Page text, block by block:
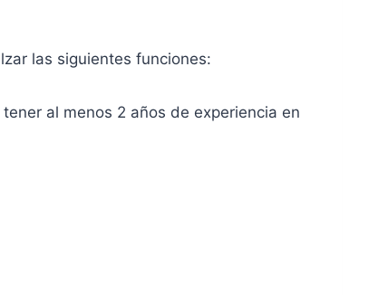
las siguientes funciones:
al menos 2 años de experiencia en